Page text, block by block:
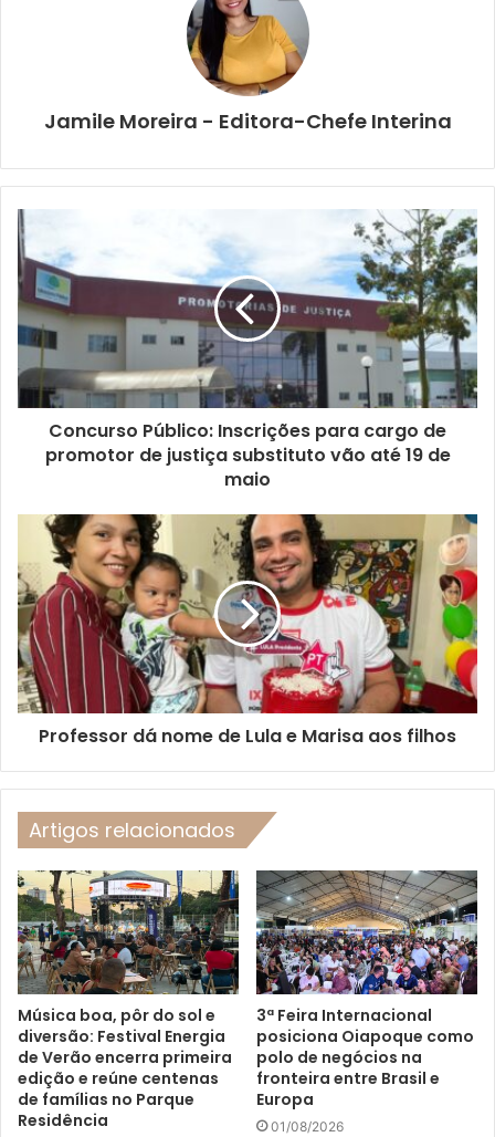
Jamile Moreira - Editora-Chefe Interina
Concurso Público: Inscrições para cargo de
promotor de justiça substituto vão até 19 de
maio
Professor dá nome de Lula e Marisa aos filhos
Artigos relacionados
Música boa, pôr do sol e
diversão: Festival Energia
de Verão encerra primeira
edição e reúne centenas
de famílias no Parque
Residência
3ª Feira Internacional
posiciona Oiapoque como
polo de negócios na
fronteira entre Brasil e
Europa
01/08/2026